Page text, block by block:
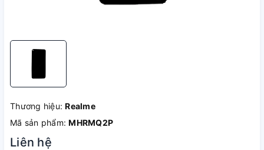
Thương hiệu:Realme
Mã sản phẩm:MHRMQ2P
Liên hệ